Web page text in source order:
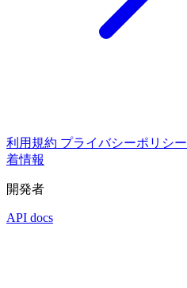
利用規約 プライバシーポリシー
着情報
開発者
API docs